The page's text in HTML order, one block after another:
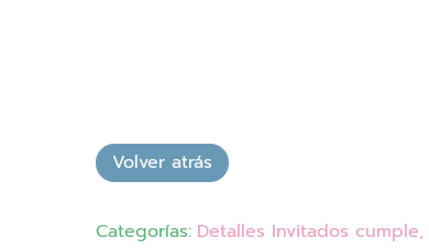
Categorías: Detalles Invitados cumple,